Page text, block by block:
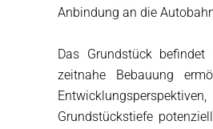
Anbindung an die
Das Grundstück
zeitnahe Bebauung
Grundstückstiefe